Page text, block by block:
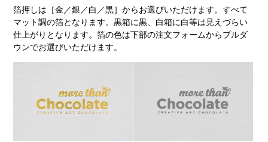
箔押しは［金／銀／白／黒］からお選びいただけます。すべて
マット調の箔となります。黒箱に黒、白箱に白等は見えづらい
仕上がりとなります。箔の色は下部の注文フォームからプルダ
ウンでお選びいただけます。